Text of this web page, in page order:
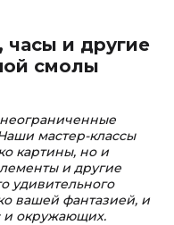
часы и другие
смолы
мастер-классы
картины, но и
и другие
удивительного
вашей фантазией, и
и окружающих.